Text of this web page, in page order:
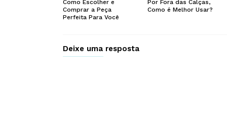
Como Escolher e
Comprar a Peça
Perfeita Para Você
Por Fora das Calças,
Como é Melhor Usar?
Deixe uma resposta